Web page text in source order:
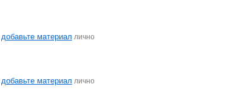
добавьте материал лично
добавьте материал лично